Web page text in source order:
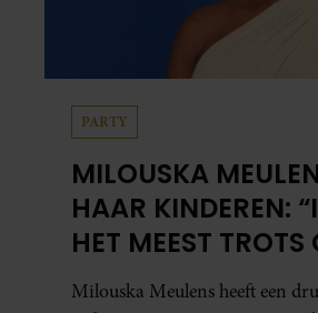
PARTY
MILOUSKA
HAAR KINDEREN:
HET MEEST TROTS
Milouska Meulens heeft een